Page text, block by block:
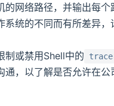
网络路径，并输出每
统的不同而有所差异
制或禁用Shell中的
，以了解是否允许在公